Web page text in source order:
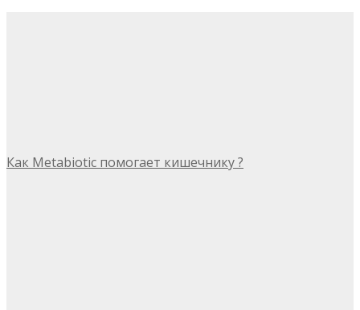
Как Metabiotic помогает кишечнику ?